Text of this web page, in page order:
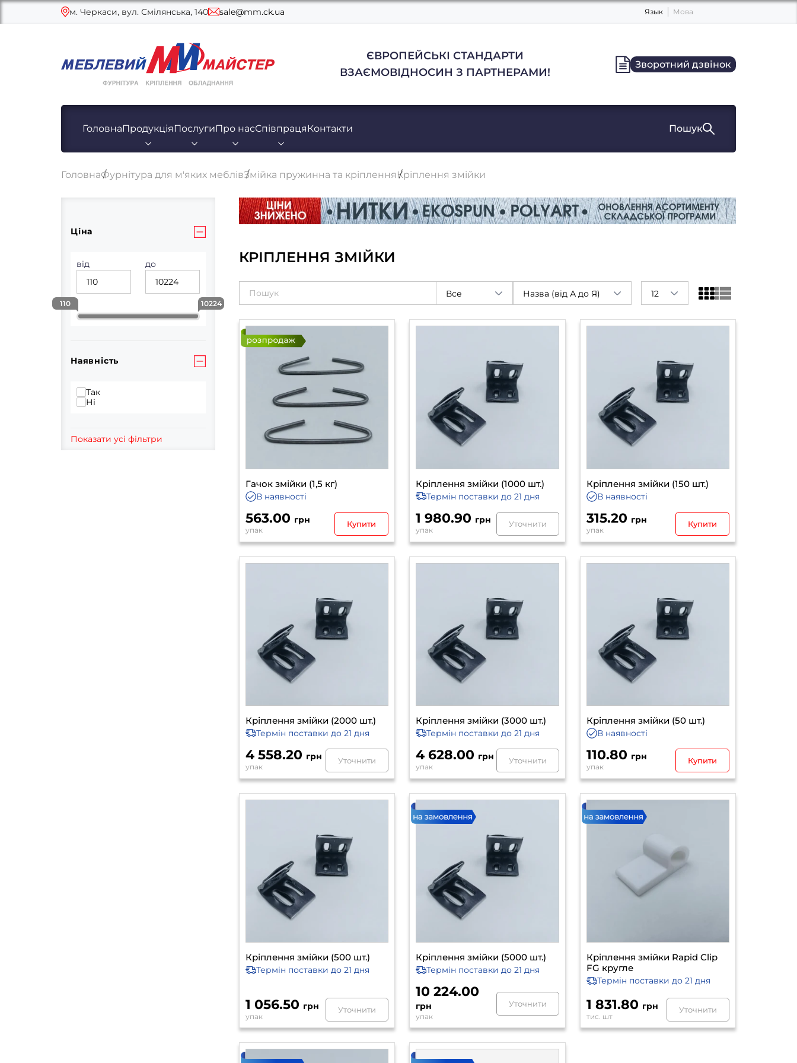
м. Черкаси, вул. Смілянська, 140 sale@mm.ck.ua Язык Мова
ЄВРОПЕЙСЬКІ СТАНДАРТИ
ВЗАЄМОВІДНОСИН З ПАРТНЕРАМИ!
Зворотний дзвінок
ГоловнаПродукція ПослугиПро насСпівпраця Контакти Пошук
ГоловнаФурнітура для м'яких меблівЗмійка пружинна та кріплення Кріплення змійки
Ціна
від до
110 10224
Наявність
Так
Ні
Показати усі фільтри
КРІПЛЕННЯ ЗМІЙКИ
Все Назва (від А до Я) 12
Гачок змійки (1,5 кг)
В наявності
563.00 грн
упак
Купити
Кріплення змійки (1000 шт.)
Термін поставки до 21 дня
1 980.90 грн
упак
Уточнити
Кріплення змійки (150 шт.)
В наявності
315.20 грн
упак
Купити
Кріплення змійки (2000 шт.)
Термін поставки до 21 дня
4 558.20 грн
упак
Уточнити
Кріплення змійки (3000 шт.)
Термін поставки до 21 дня
4 628.00 грн
упак
Уточнити
Кріплення змійки (50 шт.)
В наявності
110.80 грн
упак
Купити
Кріплення змійки (500 шт.)
Термін поставки до 21 дня
1 056.50 грн
упак
Уточнити
Кріплення змійки (5000 шт.)
Термін поставки до 21 дня
10 224.00
грн
упак
Уточнити
Кріплення змійки Rapid Clip
FG кругле
Термін поставки до 21 дня
1 831.80 грн
тис. шт
Уточнити